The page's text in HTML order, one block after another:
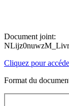
Document joint:
Cliquez pour
Format du